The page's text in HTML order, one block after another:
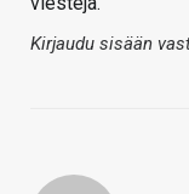
Kirjaudu sisään